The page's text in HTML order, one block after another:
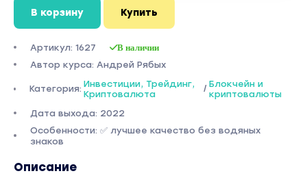
В корзину Купить
Артикул: 1627 В наличии
Автор курса: Андрей Рябых
Категория: Инвестиции, Трейдинг,
Криптовалюта
/ Блокчейн и
криптовалюты
Дата выхода: 2022
Особенности: ✅ лучшее качество без водяных
знаков
Описание